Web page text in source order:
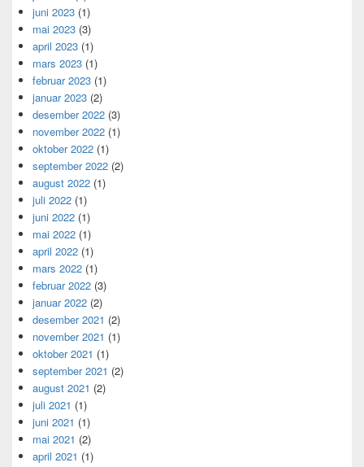
juni 2023 (1)
mai 2023 (3)
april 2023 (1)
mars 2023 (1)
februar 2023 (1)
januar 2023 (2)
desember 2022 (3)
november 2022 (1)
oktober 2022 (1)
september 2022 (2)
august 2022 (1)
juli 2022 (1)
juni 2022 (1)
mai 2022 (1)
april 2022 (1)
mars 2022 (1)
februar 2022 (3)
januar 2022 (2)
desember 2021 (2)
november 2021 (1)
oktober 2021 (1)
september 2021 (2)
august 2021 (2)
juli 2021 (1)
juni 2021 (1)
mai 2021 (2)
april 2021 (1)